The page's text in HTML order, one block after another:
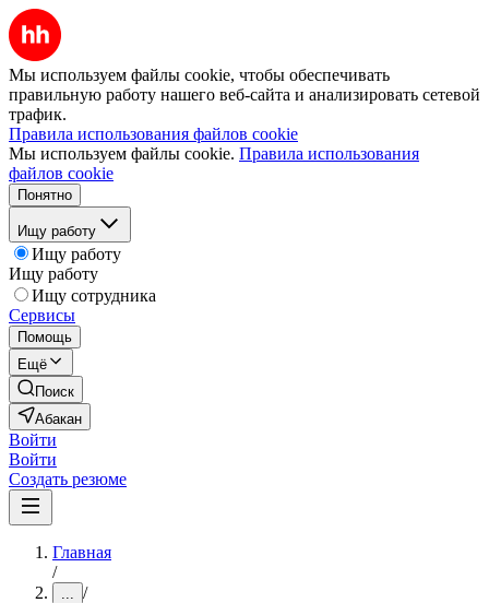
Мы используем файлы cookie, чтобы обеспечивать
правильную работу нашего веб-сайта и анализировать сетевой
трафик.
Правила использования файлов cookie
Мы используем файлы cookie. Правила использования
файлов cookie
Понятно
Ищу работу
Ищу работу
Ищу работу
Ищу сотрудника
Сервисы
Помощь
Ещё
Поиск
Абакан
Войти
Войти
Создать резюме
Главная
/
... /